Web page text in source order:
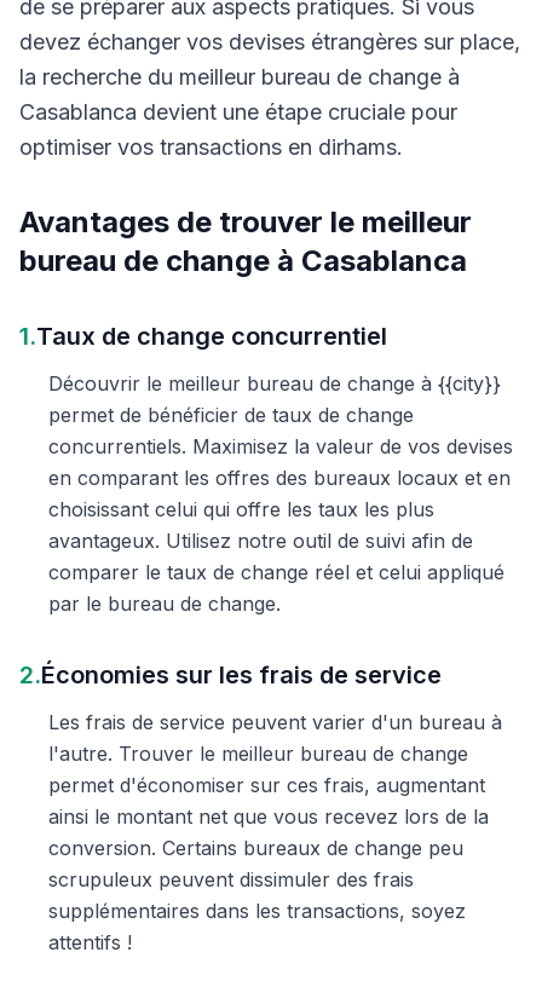
de se préparer aux aspects pratiques. Si vous
devez échanger vos devises étrangères sur place,
la recherche du meilleur bureau de change à
Casablanca devient une étape cruciale pour
optimiser vos transactions en dirhams.
Avantages de trouver le meilleur
bureau de change à Casablanca
1.Taux de change concurrentiel
Découvrir le meilleur bureau de change à {{city}}
permet de bénéficier de taux de change
concurrentiels. Maximisez la valeur de vos devises
en comparant les offres des bureaux locaux et en
choisissant celui qui offre les taux les plus
avantageux. Utilisez notre outil de suivi afin de
comparer le taux de change réel et celui appliqué
par le bureau de change.
2.Économies sur les frais de service
Les frais de service peuvent varier d'un bureau à
l'autre. Trouver le meilleur bureau de change
permet d'économiser sur ces frais, augmentant
ainsi le montant net que vous recevez lors de la
conversion. Certains bureaux de change peu
scrupuleux peuvent dissimuler des frais
supplémentaires dans les transactions, soyez
attentifs !